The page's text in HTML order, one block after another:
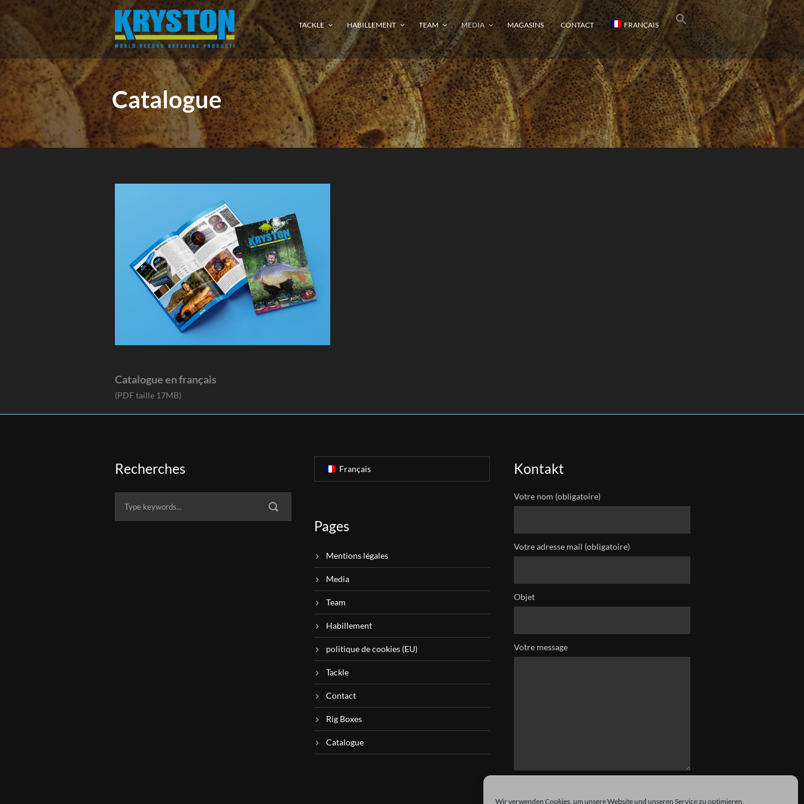
Wir verwenden Cookies, um unsere Website und unseren Service zu optimieren.
TACKLE HABILLEMENT TEAM MEDIA MAGASINS CONTACT FRANÇAIS
Catalogue
Catalogue en français
(PDF taille 17MB)
Recherches Français
Pages
Mentions légales
Media
Team
Habillement
politique de cookies (EU)
Tackle
Contact
Rig Boxes
Catalogue
Kontakt
Votre nom (obligatoire)
Votre adresse mail (obligatoire)
Objet
Votre message